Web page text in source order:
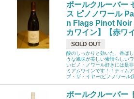
ポールクルーバー
ス ピノノワール
n Flags Pinot Noir
カワイン】【赤ワ
SOLD OUT
酸のしっかりと効いた、香ば
うな風味が美しい素晴らしい
いピノ・ノワール好きには是
ミアムワインです！！ティム
ブ・ザ・イヤー(ピノノワール)
ポールクルーバー